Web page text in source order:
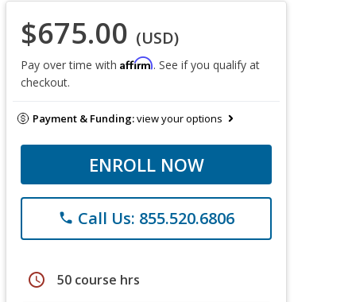
$675.00 (USD)
Pay over time with Affirm. See if you qualify at
checkout.
Payment & Funding:view your options
ENROLL NOW
phone Call Us: 855.520.6806
schedule 50 course hrs